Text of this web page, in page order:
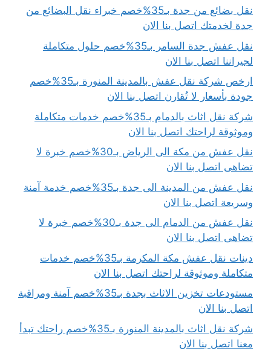
نقل بضائع من جدة بـ35%خصم خبراء نقل البضائع من
جدة لخدمتك اتصل بنا الان
نقل عفش جدة السامر بـ35%خصم حلول متكاملة
لجيراننا اتصل بنا الان
ارخص شركة نقل عفش بالمدينة المنورة بـ35%خصم
جودة بأسعار لا تُقارن اتصل بنا الان
شركة نقل اثاث بالدمام بـ35%خصم خدمات متكاملة
وموثوقة لراحتك اتصل بنا الان
نقل عفش من مكة الى الرياض بـ30%خصم خبرة لا
تضاهى اتصل بنا الان
نقل عفش من المدينة الى جدة بـ35%خصم خدمة آمنة
وسريعة اتصل بنا الان
نقل عفش من الدمام الى جدة بـ30%خصم خبرة لا
تضاهى اتصل بنا الان
دينات نقل عفش مكة المكرمة بـ35%خصم خدمات
متكاملة وموثوقة لراحتك اتصل بنا الان
مستودعات تخزين الاثاث بجدة بـ35%خصم آمنة ومراقبة
اتصل بنا الان
شركة نقل اثاث بالمدينة المنورة بـ35%خصم راحتك تبدأ
معنا اتصل بنا الان